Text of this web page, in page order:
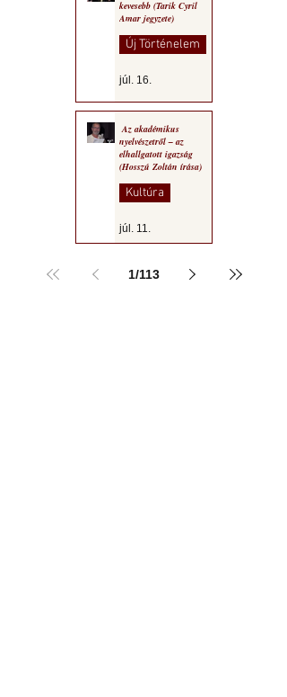
kevesebb (Tarik Cyril
Amar jegyzete)
Új Történelem
júl. 16.
Az akadémikus
nyelvészetről – az
elhallgatott igazság
(Hosszú Zoltán írása)
Kultúra
júl. 11.
1/113